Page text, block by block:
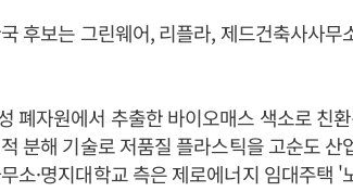
후보는 그린웨어, 리플라, 제드건축사사무
폐자원에서 추출한 바이오매스 색소로 친
분해 기술로 저품질 플라스틱을 고순도 산
소·명지대학교 측은 제로에너지 임대주택